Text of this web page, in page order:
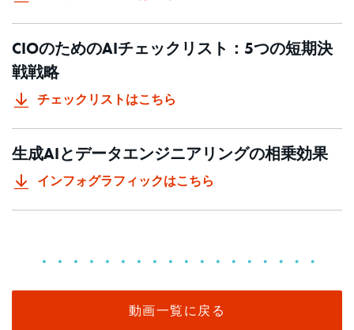
CIOのためのAIチェックリスト：5つの短期決
戦戦略
チェックリストはこちら
生成AIとデータエンジニアリングの相乗効果
インフォグラフィックはこちら
動画一覧に戻る